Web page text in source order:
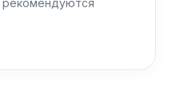
рекомендуются